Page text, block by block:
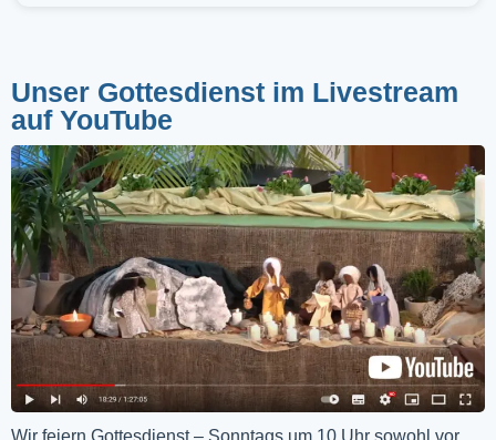
Unser Gottesdienst im Livestream
auf YouTube
Wir feiern Gottesdienst – Sonntags um 10 Uhr sowohl vor